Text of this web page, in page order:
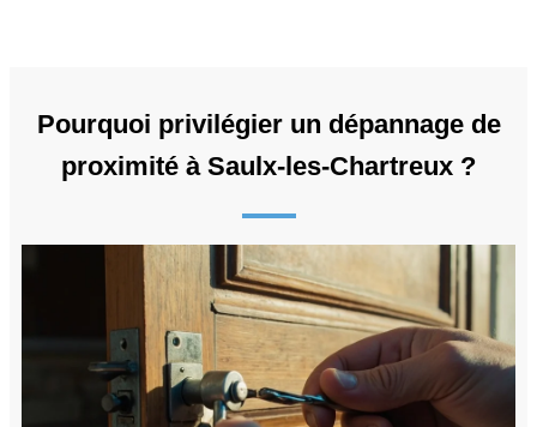
Pourquoi privilégier un dépannage de
proximité à Saulx-les-Chartreux ?